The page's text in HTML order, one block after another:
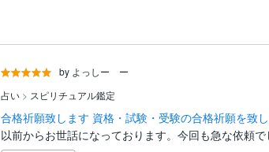
by よっしー ー
占い > スピリチュアル鑑定
合格祈願致します 資格・試験・受験の合格祈願を致
以前からお世話になっております。今回も急な依頼